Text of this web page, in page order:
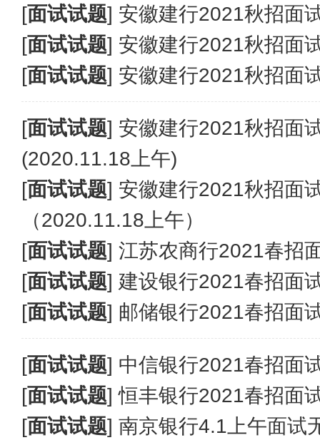
[面试试题] 安徽建行2021秋招面
[面试试题] 安徽建行2021秋招面
[面试试题] 安徽建行2021秋招面
[面试试题] 安徽建行2021秋招面
(2020.11.18上午)
[面试试题] 安徽建行2021秋招面
（2020.11.18上午）
[面试试题] 江苏农商行2021春招
[面试试题] 建设银行2021春招面
[面试试题] 邮储银行2021春招面
[面试试题] 中信银行2021春招面
[面试试题]恒丰银行2021春招面
[面试试题] 南京银行4.1上午面试